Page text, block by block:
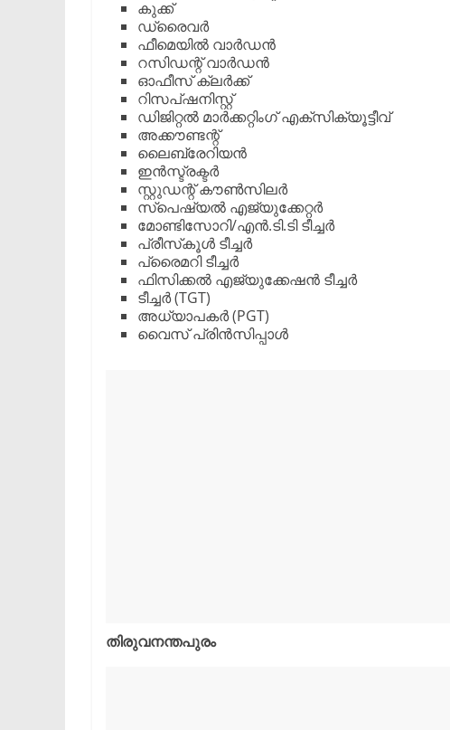
​കുക്ക്
​ഡ്രൈവർ
​ഫീമെയിൽ വാർഡൻ
​റസിഡന്റ് വാർഡൻ
​ഓഫീസ് ക്ലർക്ക്
​റിസപ്ഷനിസ്റ്റ്
​ഡിജിറ്റൽ മാർക്കറ്റിംഗ് എക്‌സിക്യൂട്ടീവ്
​അക്കൗണ്ടന്റ്
​ലൈബ്രേറിയൻ
​ഇൻസ്ട്രക്ടർ
​സ്റ്റുഡന്റ് കൗൺസിലർ
​സ്‌പെഷ്യൽ എജ്യുക്കേറ്റർ
​മോണ്ടിസോറി/എൻ.ടി.ടി ടീച്ചർ
​പ്രീസ്‌കൂൾ ടീച്ചർ
​പ്രൈമറി ടീച്ചർ
​ഫിസിക്കൽ എജ്യുക്കേഷൻ ടീച്ചർ
​ടീച്ചർ (TGT)
​അധ്യാപകർ (PGT)
​വൈസ് പ്രിൻസിപ്പാൾ
തിരുവനന്തപുരം